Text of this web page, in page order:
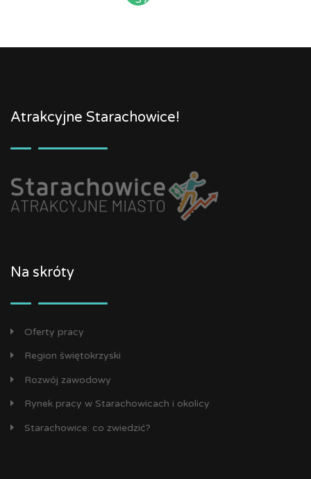
Atrakcyjne Starachowice!
Na skróty
Oferty pracy
Region świętokrzyski
Rozwój zawodowy
Rynek pracy w Starachowicach i okolicy
Starachowice: co zwiedzić?